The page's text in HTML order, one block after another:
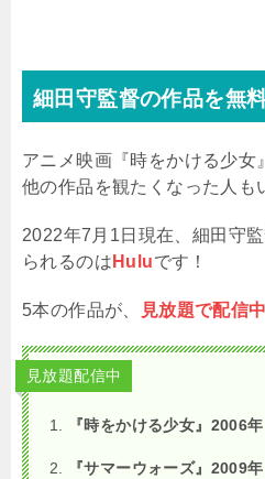
細田守監督の作品を無
アニメ映画『時をかける少女
他の作品を観たくなった人も
2022年7月1日現在、細田守
られるのは Huluです！
5本の作品が、 見放題で配信中
見放題配信中
『時をかける少女』2006年
『サマーウォーズ』2009年